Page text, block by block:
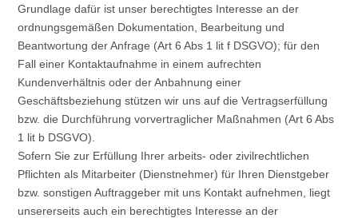
Grundlage dafür ist unser berechtigtes Interesse an der
ordnungsgemäßen Dokumentation, Bearbeitung und
Beantwortung der Anfrage (Art 6 Abs 1 lit f DSGVO); für den
Fall einer Kontaktaufnahme in einem aufrechten
Kundenverhältnis oder der Anbahnung einer
Geschäftsbeziehung stützen wir uns auf die Vertragserfüllung
bzw. die Durchführung vorvertraglicher Maßnahmen (Art 6 Abs
1 lit b DSGVO).
Sofern Sie zur Erfüllung Ihrer arbeits- oder zivilrechtlichen
Pflichten als Mitarbeiter (Dienstnehmer) für Ihren Dienstgeber
bzw. sonstigen Auftraggeber mit uns Kontakt aufnehmen, liegt
unsererseits auch ein berechtigtes Interesse an der